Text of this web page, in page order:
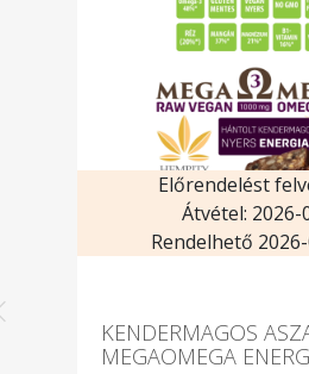
Előrendelést
Átvétel: 2026-
Rendelhető
KENDERMAGOS
MEGAOMEGA